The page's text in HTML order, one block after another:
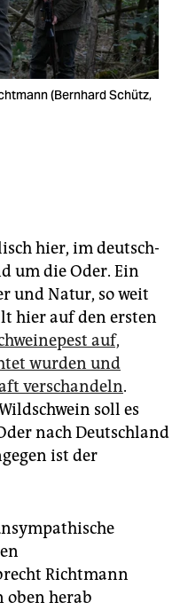
(Bernhard Schütz,
hier, im deutsch-
um die Oder. Ein
und Natur, so weit
hier auf den ersten
auf,
wurden und
verschandeln.
soll es
nach Deutschland
ist der
Richtmann
oben herab